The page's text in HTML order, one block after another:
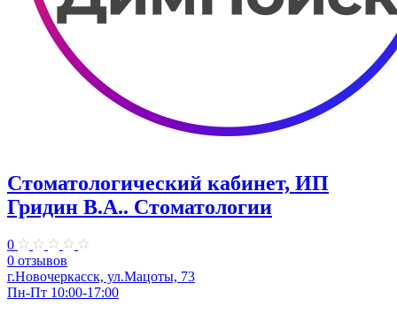
Стоматологический кабинет, ИП
Гридин В.А.. Стоматологии
0
0 отзывов
г.Новочеркасск, ул.Мацоты, 73
Пн-Пт 10:00-17:00